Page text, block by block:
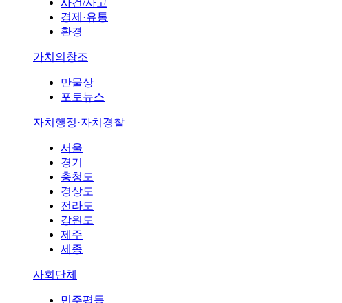
경제·유통
환경
가치의창조
만물상
포토뉴스
자치행정·자치경찰
서울
경기
충청도
경상도
전라도
강원도
제주
세종
사회단체
민주평등